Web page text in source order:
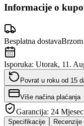
Informacije o
Besplatna dostava
Isporuka: Utorak, 11.
Povrat u roku od 15
Više načina plaćanja
Garancija: 24
Specifikacije Recenzije